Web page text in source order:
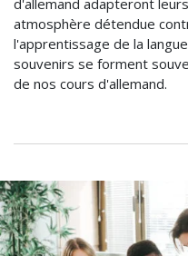
atmosphère détendue
l'apprentissage de la
souvenirs se forment
de nos cours d'allemand.